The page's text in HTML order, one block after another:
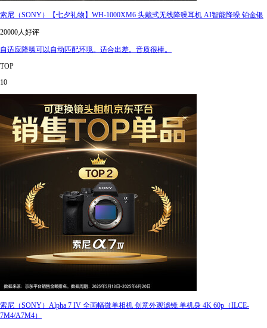
索尼（SONY）【七夕礼物】WH-1000XM6 头戴式无线降噪耳机 AI智能降噪 铂金银
20000人好评
自适应降噪可以自动匹配环境。适合出差。音质很棒。
TOP
10
索尼（SONY）Alpha 7 IV 全画幅微单相机 创意外观滤镜 单机身 4K 60p（ILCE-
7M4/A7M4）